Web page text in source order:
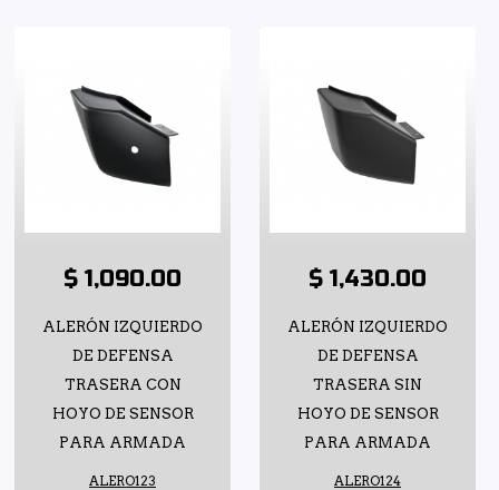
$ 1,090.00
ALERÓN IZQUIERDO
DE DEFENSA
TRASERA CON
HOYO DE SENSOR
PARA ARMADA
ALERO123
$ 1,430.00
ALERÓN IZQUIERDO
DE DEFENSA
TRASERA SIN
HOYO DE SENSOR
PARA ARMADA
ALERO124